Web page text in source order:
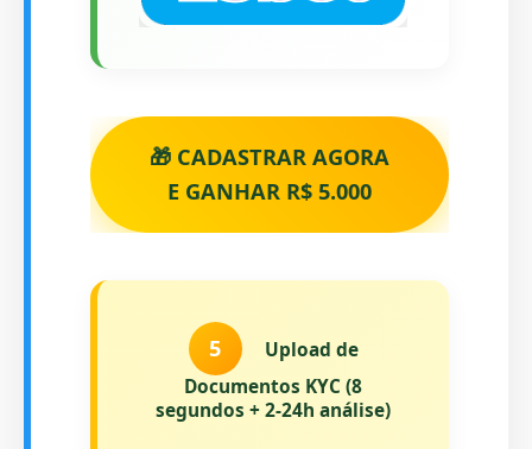
🎁 CADASTRAR AGORA
E GANHAR R$ 5.000
5
Upload de
Documentos KYC (8
segundos + 2-24h análise)